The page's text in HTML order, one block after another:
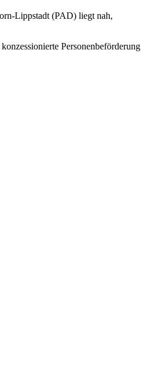
Lippstadt (PAD) liegt nah,
Personenbeförderung